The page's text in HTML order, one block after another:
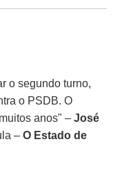
o segundo turno,
o PSDB. O
anos" –José
–O Estado de